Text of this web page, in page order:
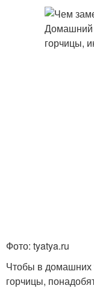
Фото: tyatya.ru
Чтобы в домашних
горчицы,